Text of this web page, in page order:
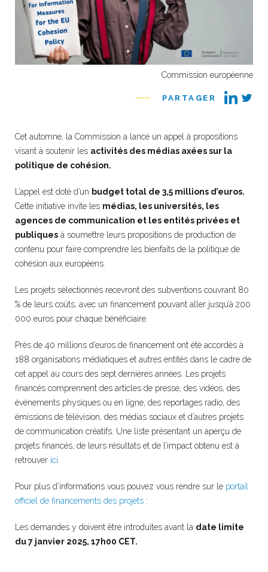
Commission européenne
PARTAGER
Cet automne, la Commission a lancé un appel à propositions
visant à soutenir les activités des médias axées sur la
politique de cohésion.
L’appel est doté d’un budget total de 3,5 millions d’euros.
Cette initiative invite les médias, les universités, les
agences de communication et les entités privées et
publiques à soumettre leurs propositions de production de
contenu pour faire comprendre les bienfaits de la politique de
cohésion aux européens.
Les projets sélectionnés recevront des subventions couvrant 80
% de leurs coûts, avec un financement pouvant aller jusqu’à 200
000 euros pour chaque bénéficiaire.
Près de 40 millions d’euros de financement ont été accordés à
188 organisations médiatiques et autres entités dans le cadre de
cet appel au cours des sept dernières années. Les projets
financés comprennent des articles de presse, des vidéos, des
événements physiques ou en ligne, des reportages radio, des
émissions de télévision, des médias sociaux et d’autres projets
de communication créatifs. Une liste présentant un aperçu de
projets financés, de leurs résultats et de l’impact obtenu est à
retrouver ici
Pour plus d’informations vous pouvez vous rendre sur le portail
officiel de financements des projets :
Les demandes y doivent être introduites avant la date limite
du 7 janvier 2025, 17h00 CET.